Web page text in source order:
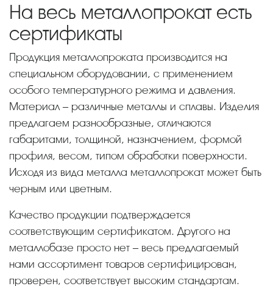
На весь металлопрокат есть
сертификаты
Продукция металлопроката производится на
специальном оборудовании, с применением
особого температурного режима и давления.
Материал – различные металлы и сплавы. Изделия
предлагаем разнообразные, отличаются
габаритами, толщиной, назначением, формой
профиля, весом, типом обработки поверхности.
Исходя из вида металла металлопрокат может быть
черным или цветным.
Качество продукции подтверждается
соответствующим сертификатом. Другого на
металлобазе просто нет – весь предлагаемый
нами ассортимент товаров сертифицирован,
проверен, соответствует высоким стандартам.